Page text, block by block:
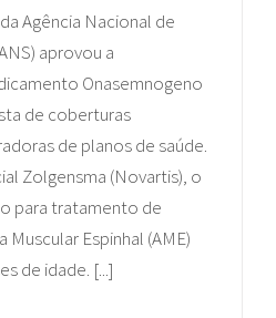
Agência Nacional de
aprovou a
Onasemnogeno
de coberturas
de planos de saúde.
Zolgensma (Novartis), o
para tratamento de
Espinhal (AME)
de idade. [...]